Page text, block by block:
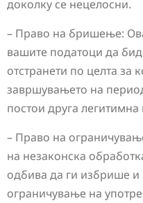
доколку се нецелосни.
– Право на бришење:
вашите податоци да
отстранети по целта за
завршувањето на
постои друга
– Право на
на незаконска
одбива да ги избрише и
ограничување на